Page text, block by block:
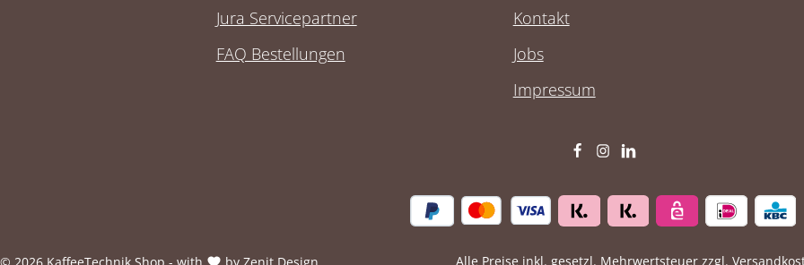
Jura Servicepartner
FAQ Bestellungen
Kontakt
Jobs
Impressum
© 2026 KaffeeTechnik Shop - with by Zenit Design Alle Preise inkl. gesetzl. Mehrwertsteuer zzgl.